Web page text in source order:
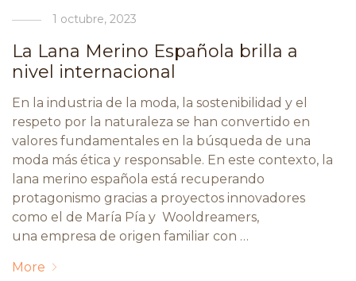
1 octubre, 2023
La Lana Merino Española brilla a
nivel internacional
En la industria de la moda, la sostenibilidad y el
respeto por la naturaleza se han convertido en
valores fundamentales en la búsqueda de una
moda más ética y responsable. En este contexto, la
lana merino española está recuperando
protagonismo gracias a proyectos innovadores
como el de María Pía y Wooldreamers,
una empresa de origen familiar con …
More